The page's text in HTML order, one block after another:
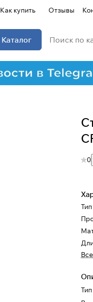
Как купить Отзывы
Каталог
0
Для клиентов всех банков
Добавляйте
При